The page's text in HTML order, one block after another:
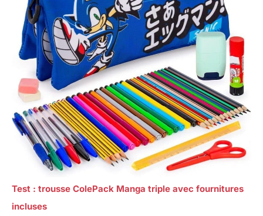
Test : trousse ColePack Manga triple avec fournitures
incluses